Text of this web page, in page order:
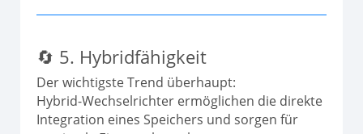
🔄 5. Hybridfähigkeit
Der wichtigste Trend überhaupt:
Hybrid-Wechselrichter ermöglichen die direkte
Integration eines Speichers und sorgen für